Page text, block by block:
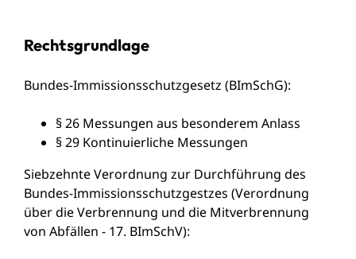
Rechtsgrundlage
Bundes-Immissionsschutzgesetz (BImSchG):
§ 26 Messungen aus besonderem Anlass
§ 29 Kontinuierliche Messungen
Siebzehnte Verordnung zur Durchführung des
Bundes-Immissionsschutzgestzes (Verordnung
über die Verbrennung und die Mitverbrennung
von Abfällen - 17. BImSchV):